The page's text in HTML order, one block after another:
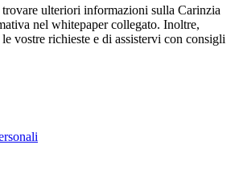
ulteriori informazioni sulla Carinzia
nel whitepaper collegato. Inoltre,
vostre richieste e di assistervi con consigli